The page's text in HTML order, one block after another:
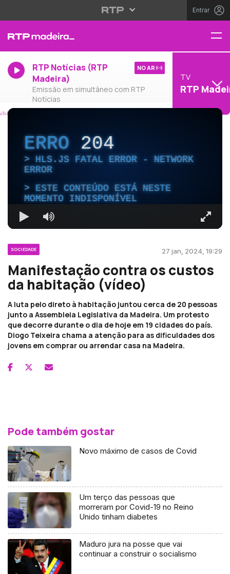
Entrar
RTP Notícias (RTP
Madeira)
Emissão em simultâneo com RTP
Notícias
NO AR
TV
RTP
ERRO204
HLS.JS FATAL ERROR - NETWORK
ERROR
ESTE CONTEÚDO ESTÁ NESTE
MOMENTO INDISPONÍVEL
SOCIEDADE 27 jan, 2024, 19:29
Manifestação contra os custos
da habitação (vídeo)
A luta pelo direto à habitação juntou cerca de 20 pessoas
junto a Assembleia Legislativa da Madeira. Um protesto
que decorre durante o dia de hoje em 19 cidades do país.
Diogo Teixeira chama a atenção para as dificuldades dos
jovens em comprar ou arrendar casa na Madeira.
Pode também gostar
Novo máximo de casos de Covid
Um terço das pessoas que
morreram por Covid-19 no Reino
Unido tinham diabetes
Maduro jura na posse que vai
continuar a construir o socialismo